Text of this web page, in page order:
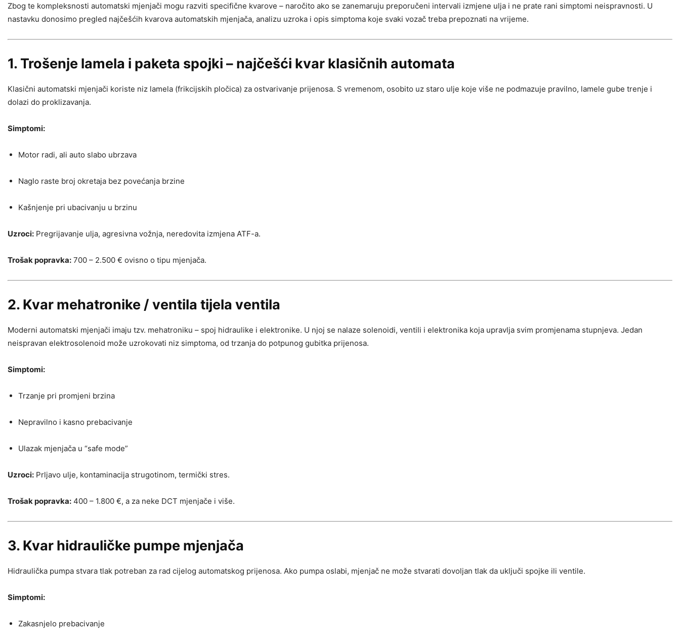
Zbog te kompleksnosti automatski mjenjači mogu razviti specifične kvarove – naročito ako se zanemaruju preporučeni intervali izmjene ulja i ne prate rani simptomi neispravnosti. U
nastavku donosimo pregled najčešćih kvarova automatskih mjenjača, analizu uzroka i opis simptoma koje svaki vozač treba prepoznati na vrijeme.
1. Trošenje lamela i paketa spojki – najčešći kvar klasičnih automata
Klasični automatski mjenjači koriste niz lamela (frikcijskih pločica) za ostvarivanje prijenosa. S vremenom, osobito uz staro ulje koje više ne podmazuje pravilno, lamele gube trenje i
dolazi do proklizavanja.
Simptomi:
Motor radi, ali auto slabo ubrzava
Naglo raste broj okretaja bez povećanja brzine
Kašnjenje pri ubacivanju u brzinu
Uzroci: Pregrijavanje ulja, agresivna vožnja, neredovita izmjena ATF-a.
Trošak popravka: 700 – 2.500 € ovisno o tipu mjenjača.
2. Kvar mehatronike / ventila tijela ventila
Moderni automatski mjenjači imaju tzv. mehatroniku – spoj hidraulike i elektronike. U njoj se nalaze solenoidi, ventili i elektronika koja upravlja svim promjenama stupnjeva. Jedan
neispravan elektrosolenoid može uzrokovati niz simptoma, od trzanja do potpunog gubitka prijenosa.
Simptomi:
Trzanje pri promjeni brzina
Nepravilno i kasno prebacivanje
Ulazak mjenjača u “safe mode”
Uzroci: Prljavo ulje, kontaminacija strugotinom, termički stres.
Trošak popravka: 400 – 1.800 €, a za neke DCT mjenjače i više.
3. Kvar hidrauličke pumpe mjenjača
Hidraulička pumpa stvara tlak potreban za rad cijelog automatskog prijenosa. Ako pumpa oslabi, mjenjač ne može stvarati dovoljan tlak da uključi spojke ili ventile.
Simptomi:
Zakasnjelo prebacivanje